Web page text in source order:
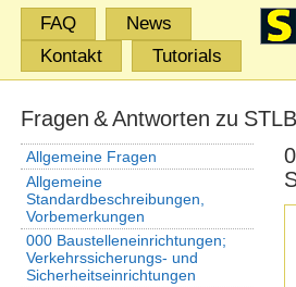
FAQ
News
Kontakt
Tutorials
Fragen & Antworten zu
Allgemeine Fragen
Allgemeine
Standardbeschreibungen,
Vorbemerkungen
000 Baustelleneinrichtungen;
Verkehrssicherungs- und
Sicherheitseinrichtungen